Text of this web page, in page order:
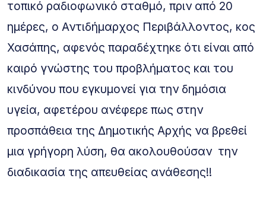
τοπικό ραδιοφωνικό σταθμό, πριν από 20
ημέρες, ο Αντιδήμαρχος Περιβάλλοντος, κος
Χασάπης, αφενός παραδέχτηκε ότι είναι από
καιρό γνώστης του προβλήματος και του
κινδύνου που εγκυμονεί για την δημόσια
υγεία, αφετέρου ανέφερε πως στην
προσπάθεια της Δημοτικής Αρχής να βρεθεί
μια γρήγορη λύση, θα ακολουθούσαν την
διαδικασία της απευθείας ανάθεσης!!